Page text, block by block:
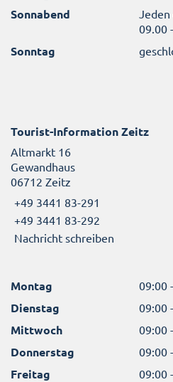
Sonnabend
09.00
Sonntag
Tourist-Information Zeitz
Altmarkt 16
Gewandhaus
06712 Zeitz
+49 3441 83-291
+49 3441 83-292
Nachricht schreiben
Montag 09:00
Dienstag 09:00
Mittwoch 09:00
Donnerstag 09:00
Freitag 09:00